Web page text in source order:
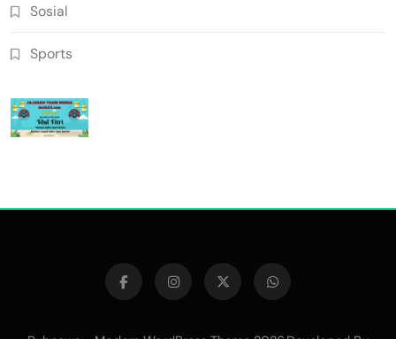
Sosial
Sports